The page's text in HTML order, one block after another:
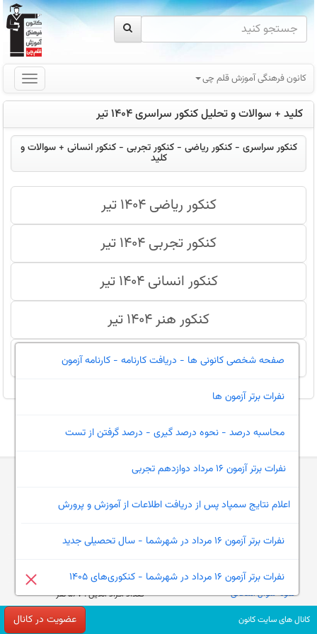
کانون فرهنگی آموزش قلم چی
کلید + سوالات و تحلیل کنکور سراسری 1404 تیر
کنکور سراسری - کنکور ریاضی - کنکور تجربی - کنکور انسانی + سوالات و
کلید
کنکور ریاضی 1404 تیر
کنکور تجربی 1404 تیر
کنکور انسانی 1404 تیر
کنکور هنر 1404 تیر
کنکور زبان 1404 تیر
ثبت نام قلم چی
درصد گیری
محاسبه معدل
نمونه سوال امتحانی
تعداد بازدید دیروز : 750,372
تعداد بازدید امروز : 53,947
تعداد افراد آنلاین : 567 نفر
صفحه شخصی کانونی ها - دریافت کارنامه - کارنامه آزمون
نفرات برتر آزمون ها
محاسبه درصد - نحوه درصد گیری - درصد گرفتن از تست
نفرات برتر آزمون 16 مرداد دوازدهم تجربی
اعلام نتایج سمپاد پس از دریافت اطلاعات از آموزش و پرورش
نفرات برتر آزمون 16 مرداد در شهرشما - سال تحصیلی جدید
نفرات برتر آزمون 16 مرداد در شهرشما - کنکوری‌های 1405
کانال های سایت کانون عضویت در کانال